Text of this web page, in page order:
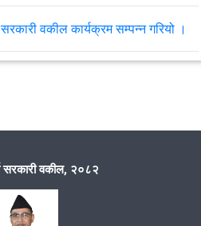
वकील कार्यक्रम सम्पन्न गरियो ।
वकील कार्यक्रम सम्पन्न गरियो ।
गरियो ।
सरकारी वकील, २०८२